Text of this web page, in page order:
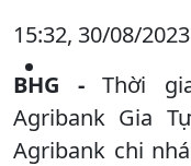
15:32, 30/08/2023
BHG -Thời
Agribank Gia
Agribank chi